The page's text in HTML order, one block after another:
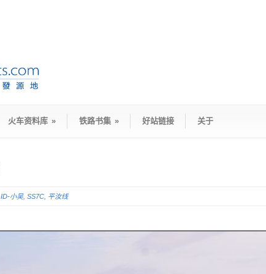
火车资料库 » 铁路书集 » 好站链接 关于
ID-小吴, SS7C 平汝线